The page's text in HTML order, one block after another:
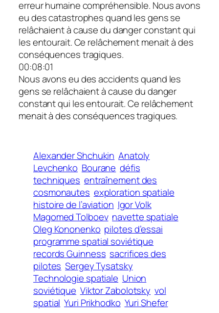
erreur humaine compréhensible. Nous avons
eu des catastrophes quand les gens se
relâchaient à cause du danger constant qui
les entourait. Ce relâchement menait à des
conséquences tragiques.
00:08:01
Nous avons eu des accidents quand les
gens se relâchaient à cause du danger
constant qui les entourait. Ce relâchement
menait à des conséquences tragiques.
Alexander Shchukin Anatoly
Levchenko Bourane défis
techniques entraînement des
cosmonautes exploration spatiale
histoire de l’aviation Igor Volk
Magomed Tolboev navette spatiale
Oleg Kononenko pilotes d’essai
programme spatial soviétique
records Guinness sacrifices des
pilotes Sergey Tysatsky
Technologie spatiale Union
soviétique Viktor Zabolotsky vol
spatial Yuri Prikhodko Yuri Shefer